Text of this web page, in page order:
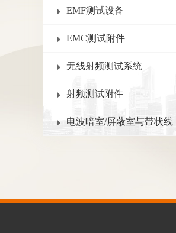
EMF测试设备
EMC测试附件
无线射频测试系统
射频测试附件
电波暗室/屏蔽室与带状线